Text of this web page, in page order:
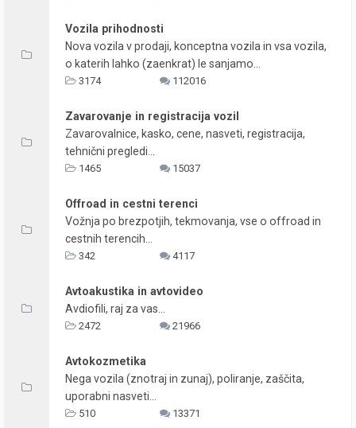
Vozila prihodnosti
Nova vozila v prodaji, konceptna vozila in vsa vozila,
o katerih lahko (zaenkrat) le sanjamo...
3174 112016
Zavarovanje in registracija vozil
Zavarovalnice, kasko, cene, nasveti, registracija,
tehnični pregledi...
1465 15037
Offroad in cestni terenci
Vožnja po brezpotjih, tekmovanja, vse o offroad in
cestnih terencih...
342 4117
Avtoakustika in avtovideo
Avdiofili, raj za vas...
2472 21966
Avtokozmetika
Nega vozila (znotraj in zunaj), poliranje, zaščita,
uporabni nasveti...
510 13371